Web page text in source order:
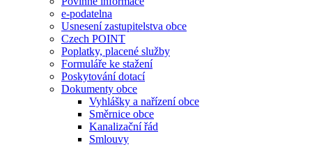
e-podatelna
Usnesení zastupitelstva obce
Czech POINT
Poplatky, placené služby
Formuláře ke stažení
Poskytování dotací
Dokumenty obce
Vyhlášky a nařízení obce
Směrnice obce
Kanalizační řád
Smlouvy